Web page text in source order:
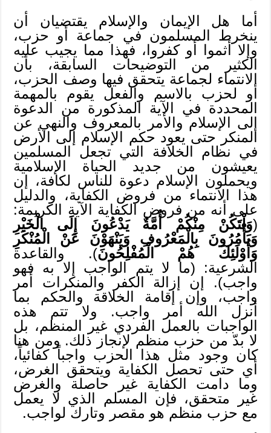
أما هل الإيمان والإسلام يقتضيان أن
ينخرط المسلمون في جماعة أو حزب،
وإلا أثموا أو كفروا، فهذا مما يجيب عليه
الكثير من التوضيحات السابقة، بأن
الانتماء لجماعة يتحقق فيها وصف الحزب،
أو لحزب بالاسم والفعل يقوم بالمهمة
المحددة في الآية المذكورة من الدعوة
إلى الإسلام والأمر بالمعروف والنهي عن
المنكر حتى يعود حكم الإسلام إلى الأرض
في نظام الخلافة التي تجعل المسلمين
يعيشون من جديد الحياة الإسلامية
ويحملون الإسلام دعوة للناس لكافة، إن
هذا الانتماء من فروض الكفاية، والدليل
على أنه من فروض الكفاية الآية الكريمة:
(وَلْتَكُنْ مِنْكُمْ أُمَّةٌ يَدْعُونَ إِلَى الْخَيْرِ
وَيَأْمُرُونَ بِالْمَعْرُوفِ وَيَنْهَوْنَ عَنْ الْمُنْكَرِ
وَأُوْلَئِكَ هُمْ الْمُفْلِحُونَ). والقاعدة
الشرعية: (ما لا يتم الواجب إلا به فهو
واجب). إن إزالة الكفر والمنكرات أمر
واجب، وإن إقامة الخلاقة والحكم بما
أنزل الله أمر واجب. ولا تتم هذه
الواجبات بالعمل الفردي غير المنظم، بل
لا بدّ من حزب منظم لإنجاز ذلك. ومن هنا
كان وجود مثل هذا الحزب واجباً كفائياً،
أي حتى تحصل الكفاية ويتحقق الغرض،
وما دامت الكفاية غير حاصلة والغرض
غير متحقق، فإن المسلم الذي لا يعمل
مع حزب منظم هو مقصر وتارك لواجب.